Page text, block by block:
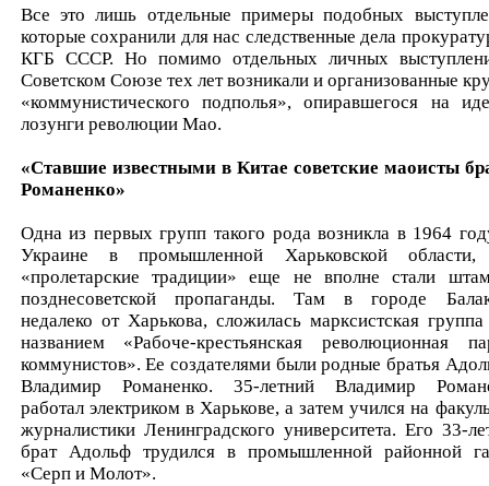
Все это лишь отдельные примеры подобных
которые сохранили для нас следственные дела
КГБ СССР. Но помимо отдельных личных
Советском Союзе тех лет возникали и организованные
«коммунистического подполья», опиравшегося на
лозунги революции Мао.
«Ставшие известными в Китае советские маоисты
Романенко»
Одна из первых групп такого рода возникла в 1964
Украине в промышленной Харьковской области,
«пролетарские традиции» еще не вполне стали
позднесоветской пропаганды. Там в городе
недалеко от Харькова, сложилась марксистская
названием «Рабоче-крестьянская революционная
коммунистов». Ее создателями были родные братья
Владимир Романенко. 35-летний Владимир
работал электриком в Харькове, а затем учился на
журналистики Ленинградского университета. Его 33-
брат Адольф трудился в промышленной районной
«Серп и Молот».